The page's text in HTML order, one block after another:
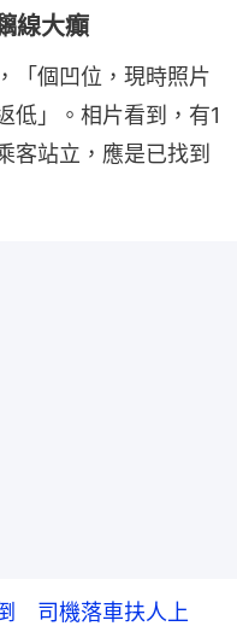
線大癲
「個凹位，現時照片
低」。相片看到，有1
客站立，應是已找到
司機落車扶人上